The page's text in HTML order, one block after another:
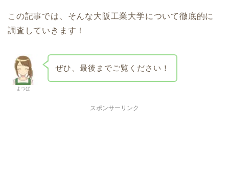
この記事では、そんな大阪工業大学について徹底的に
調査していきます！
よつば
ぜひ、最後までご覧ください！
スポンサーリンク